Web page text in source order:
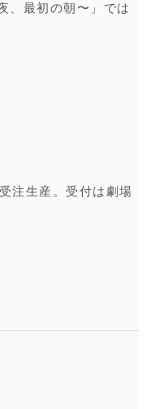
、最初の朝〜」では
注生産。受付は劇場